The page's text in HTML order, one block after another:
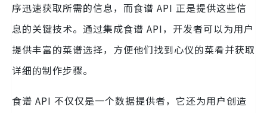
序迅速获取所需的信息，而食谱 API 正是提供这些信
息的关键技术。通过集成食谱 API，开发者可以为用户
提供丰富的菜谱选择，方便他们找到心仪的菜肴并获取
详细的制作步骤。
食谱 API 不仅仅是一个数据提供者，它还为用户创造